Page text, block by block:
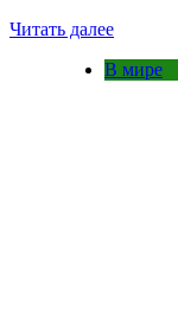
Читать далее
В мире